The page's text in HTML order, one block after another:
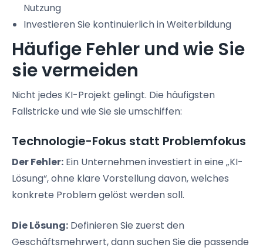
Nutzung
Investieren Sie kontinuierlich in Weiterbildung
Häufige Fehler und wie Sie
sie vermeiden
Nicht jedes KI-Projekt gelingt. Die häufigsten
Fallstricke und wie Sie sie umschiffen:
Technologie-Fokus statt Problemfokus
Der Fehler: Ein Unternehmen investiert in eine „KI-
Lösung“, ohne klare Vorstellung davon, welches
konkrete Problem gelöst werden soll.
Die Lösung: Definieren Sie zuerst den
Geschäftsmehrwert, dann suchen Sie die passende